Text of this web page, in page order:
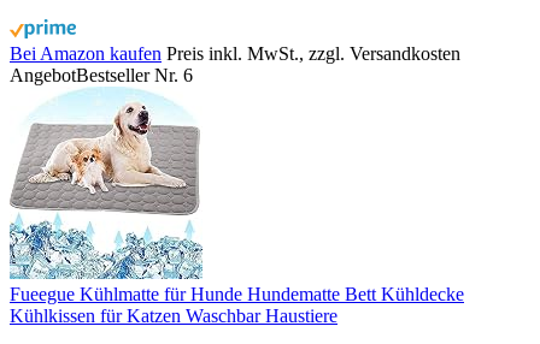
Bei Amazon kaufen Preis inkl. MwSt., zzgl. Versandkosten
AngebotBestseller Nr. 6
Fueegue Kühlmatte für Hunde Hundematte Bett Kühldecke
Kühlkissen für Katzen Waschbar Haustiere